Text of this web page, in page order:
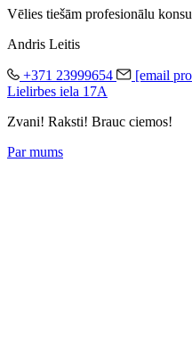
Vēlies tiešām profesionālu
Andris Leitis
+371 23999654 [email
Lielirbes iela 17A
Zvani! Raksti! Brauc ciemos!
Par mums